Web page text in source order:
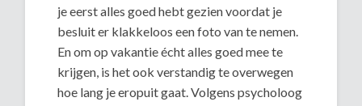
je eerst alles goed hebt gezien voordat je
besluit er klakkeloos een foto van te nemen.
En om op vakantie écht alles goed mee te
krijgen, is het ook verstandig te overwegen
hoe lang je eropuit gaat. Volgens psycholoog